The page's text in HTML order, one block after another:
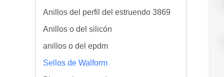
Anillos del perfil del estruendo 3869
Anillos o del silicón
anillos o del epdm
Sellos de Walform